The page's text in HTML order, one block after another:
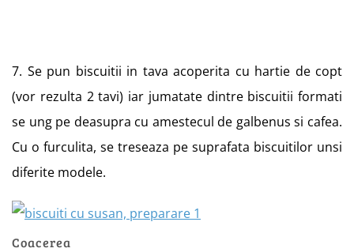
7. Se pun biscuitii in tava acoperita cu hartie de copt
(vor rezulta 2 tavi) iar jumatate dintre biscuitii formati
se ung pe deasupra cu amestecul de galbenus si cafea.
Cu o furculita, se treseaza pe suprafata biscuitilor unsi
diferite modele.
Coacerea